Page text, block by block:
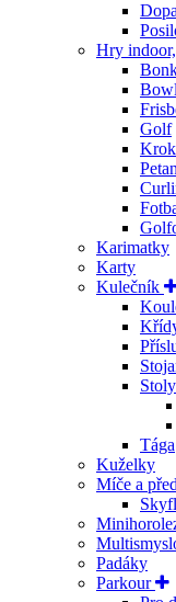
Hry
Golf
Karimatky
Karty
Kulečník
Stoly
Tága
Kuželky
Míče a
Padáky
Parkour